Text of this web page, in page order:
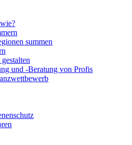
summen
und -Beratung von Profis